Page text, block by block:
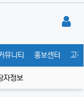
뮤니티 홍보센터 고
자정보